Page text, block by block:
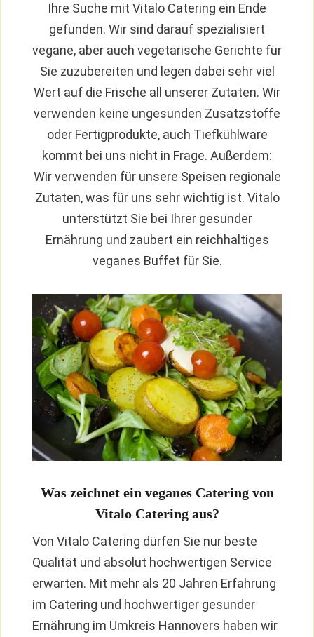
Ihre Suche mit Vitalo Catering ein Ende
gefunden. Wir sind darauf spezialisiert
vegane, aber auch vegetarische Gerichte für
Sie zuzubereiten und legen dabei sehr viel
Wert auf die Frische all unserer Zutaten. Wir
verwenden keine ungesunden Zusatzstoffe
oder Fertigprodukte, auch Tiefkühlware
kommt bei uns nicht in Frage. Außerdem:
Wir verwenden für unsere Speisen regionale
Zutaten, was für uns sehr wichtig ist. Vitalo
unterstützt Sie bei Ihrer gesunder
Ernährung und zaubert ein reichhaltiges
veganes Buffet für Sie.
Was zeichnet ein veganes Catering von
Vitalo Catering aus?
Von Vitalo Catering dürfen Sie nur beste
Qualität und absolut hochwertigen Service
erwarten. Mit mehr als 20 Jahren Erfahrung
im Catering und hochwertiger gesunder
Ernährung im Umkreis Hannovers haben wir